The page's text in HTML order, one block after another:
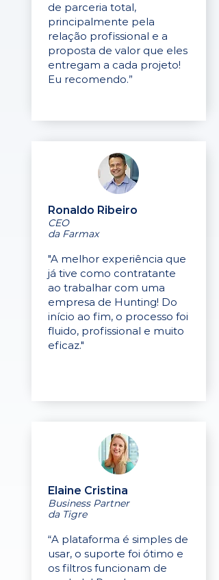
de parceria total,
principalmente pela
relação profissional e a
proposta de valor que eles
entregam a cada projeto!
Eu recomendo.”
Ronaldo Ribeiro
CEO
da Farmax
"A melhor experiência que
já tive como contratante
ao trabalhar com uma
empresa de Hunting! Do
início ao fim, o processo foi
fluido, profissional e muito
eficaz."
Elaine Cristina
Business Partner
da Tigre
“A plataforma é simples de
usar, o suporte foi ótimo e
os filtros funcionam de